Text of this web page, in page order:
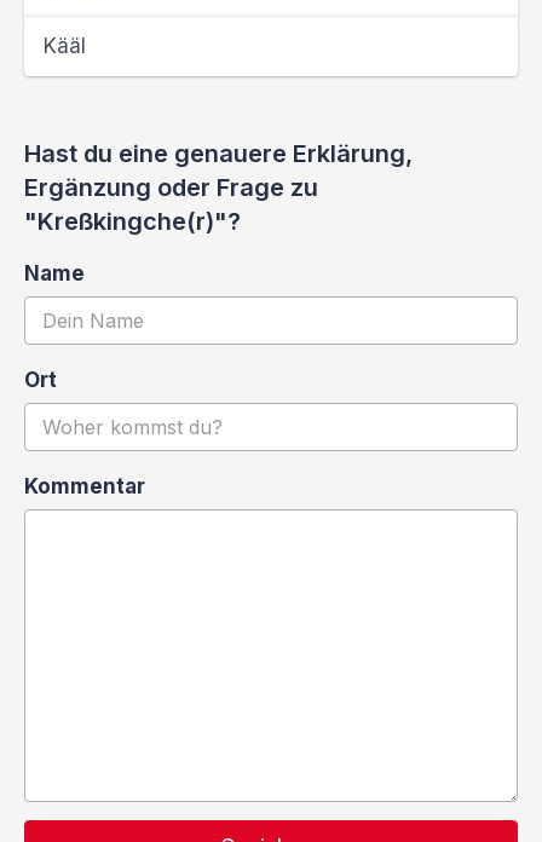
Kääl
Hast du eine genauere Erklärung,
Ergänzung oder Frage zu
"Kreßkingche(r)"?
Name
Ort
Kommentar